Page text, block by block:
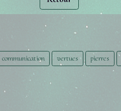
communication vertues pierres